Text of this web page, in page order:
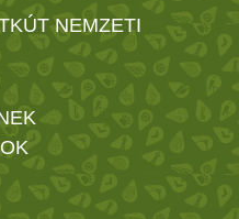
NEMZETI